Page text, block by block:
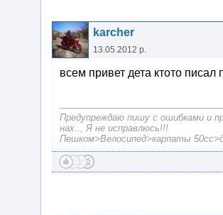
karcher
13.05.2012 р.
всем привет дета ктото
Предупреждаю пишу с ошибками и
нах.., Я не исправлюсь!!!
Пешком>Велосипед>карпаты